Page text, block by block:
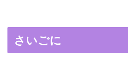
さいごに